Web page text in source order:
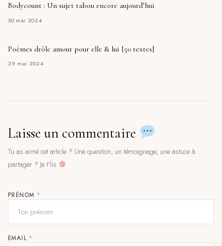
Bodycount : Un sujet tabou encore aujourd’hui
30 mai 2024
Poèmes drôle amour pour elle & lui [50 textes]
29 mai 2024
Laisse un commentaire
Tu as aimé cet article ? Une question, un témoignage, une astuce à
partager ? Je t'lis
PRÉNOM *
EMAIL *